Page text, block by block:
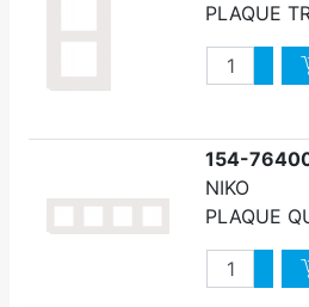
PLAQUE
Quantité
154-
NIKO
PLAQUE
Quantité